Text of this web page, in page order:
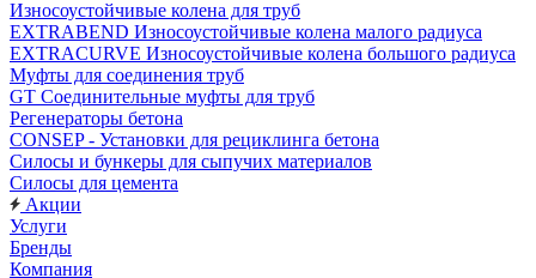
Износоустойчивые колена для труб
EXTRABEND Износоустойчивые колена малого радиуса
EXTRACURVE Износоустойчивые колена большого радиуса
Муфты для соединения труб
GT Соединительные муфты для труб
Регенераторы бетона
CONSEP - Установки для рециклинга бетона
Силосы и бункеры для сыпучих материалов
Силосы для цемента
Акции
Услуги
Бренды
Компания